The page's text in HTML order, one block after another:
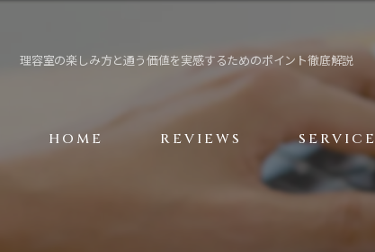
理容室の楽しみ方と通う価値を実感するためのポイント徹底解説
HOME REVIEWS SERVICE